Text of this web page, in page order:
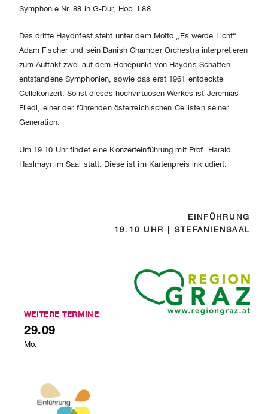
Symphonie Nr. 88 in G-Dur, Hob. I:88
Das dritte Haydnfest steht unter dem Motto „Es werde Licht“.
Adam Fischer und sein Danish Chamber Orchestra interpretieren
zum Auftakt zwei auf dem Höhepunkt von Haydns Schaffen
entstandene Symphonien, sowie das erst 1961 entdeckte
Cellokonzert. Solist dieses hochvirtuosen Werkes ist Jeremias
Fliedl, einer der führenden österreichischen Cellisten seiner
Generation.
Um 19.10 Uhr findet eine Konzerteinführung mit Prof. Harald
Haslmayr im Saal statt. Diese ist im Kartenpreis inkludiert.
EINFÜHRUNG
19.10 UHR | STEFANIENSAAL
WEITERE TERMINE
29.09
Mo.